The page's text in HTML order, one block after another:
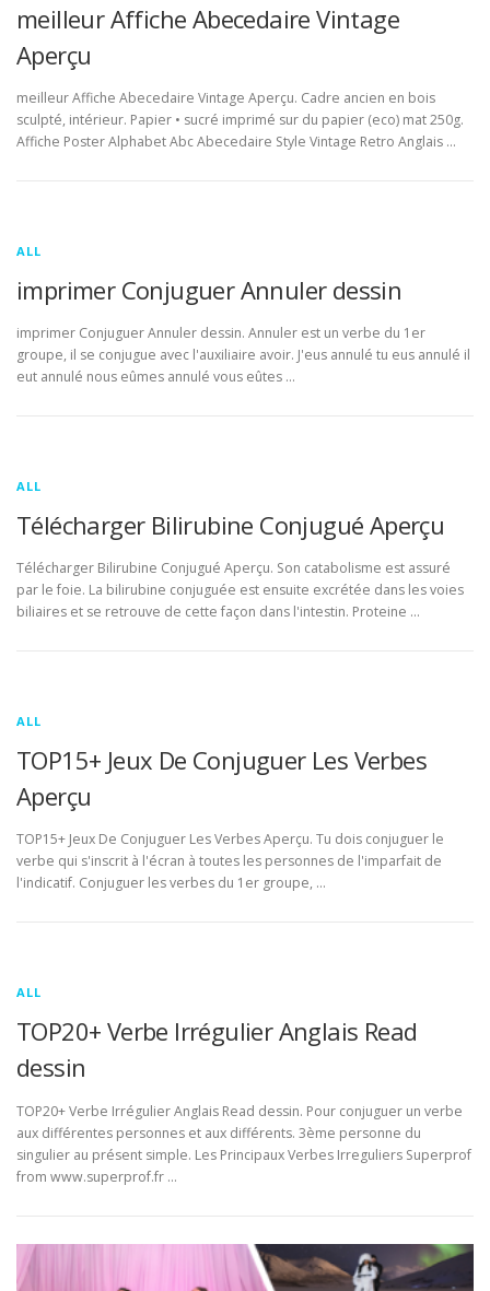
meilleur Affiche Abecedaire Vintage
Aperçu
meilleur Affiche Abecedaire Vintage Aperçu. Cadre ancien en bois
sculpté, intérieur. Papier • sucré imprimé sur du papier (eco) mat 250g.
Affiche Poster Alphabet Abc Abecedaire Style Vintage Retro Anglais …
ALL
imprimer Conjuguer Annuler dessin
imprimer Conjuguer Annuler dessin. Annuler est un verbe du 1er
groupe, il se conjugue avec l'auxiliaire avoir. J'eus annulé tu eus annulé il
eut annulé nous eûmes annulé vous eûtes …
ALL
Télécharger Bilirubine Conjugué Aperçu
Télécharger Bilirubine Conjugué Aperçu. Son catabolisme est assuré
par le foie. La bilirubine conjuguée est ensuite excrétée dans les voies
biliaires et se retrouve de cette façon dans l'intestin. Proteine …
ALL
TOP15+ Jeux De Conjuguer Les Verbes
Aperçu
TOP15+ Jeux De Conjuguer Les Verbes Aperçu. Tu dois conjuguer le
verbe qui s'inscrit à l'écran à toutes les personnes de l'imparfait de
l'indicatif. Conjuguer les verbes du 1er groupe, …
ALL
TOP20+ Verbe Irrégulier Anglais Read
dessin
TOP20+ Verbe Irrégulier Anglais Read dessin. Pour conjuguer un verbe
aux différentes personnes et aux différents. 3ème personne du
singulier au présent simple. Les Principaux Verbes Irreguliers Superprof
from www.superprof.fr …